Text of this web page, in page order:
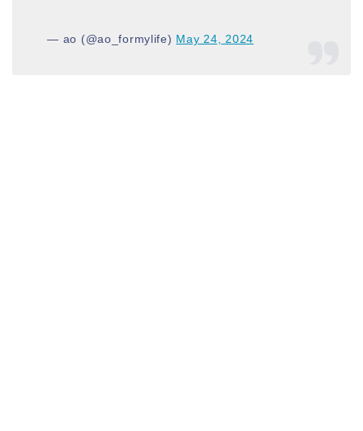
— ao (@ao_formylife) May 24, 2024